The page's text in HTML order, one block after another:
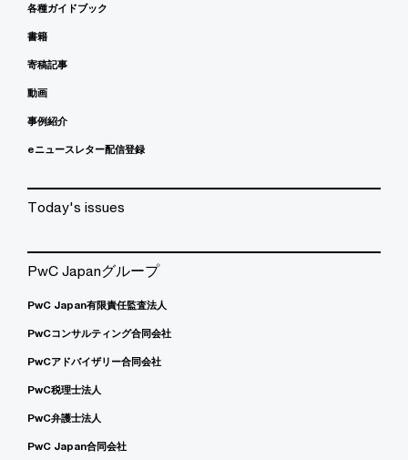
各種ガイドブック
書籍
寄稿記事
動画
事例紹介
eニュースレター配信登録
Today's issues
PwC Japanグループ
PwC Japan有限責任監査法人
PwCコンサルティング合同会社
PwCアドバイザリー合同会社
PwC税理士法人
PwC弁護士法人
PwC Japan合同会社